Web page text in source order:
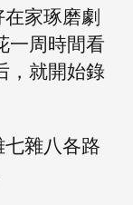
家琢磨劇
一周時間看
，就開始錄
雜八各路